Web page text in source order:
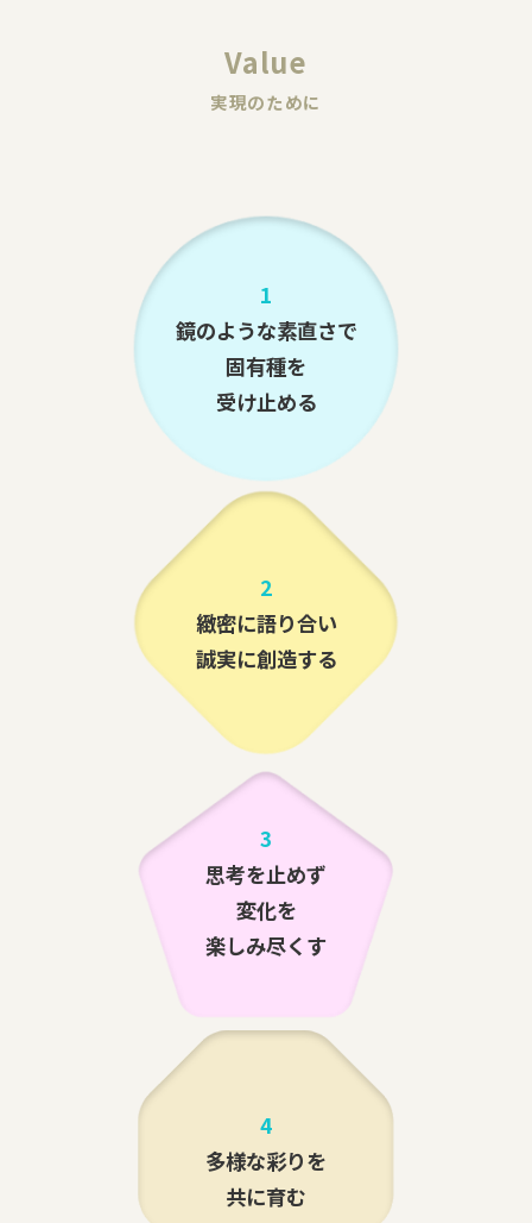
Value
実現のために
1
鏡のような素直さで
固有種を
受け止める
2
緻密に語り合い
誠実に創造する
3
思考を止めず
変化を
楽しみ尽くす
4
多様な彩りを
共に育む